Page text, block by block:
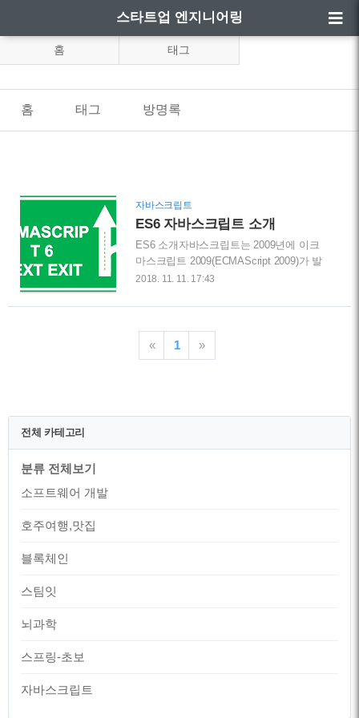
스타트업 엔지니어링
홈 태그
홈 태그 방명록
자바스크립트
ES6 자바스크립트 소개
ES6 소개자바스크립트는 2009년에 이크
마스크립트 2009(ECMAScript 2009)가 발
표된 후 2015년에 새로운 표준을 발표하게
6(ECMAScript 6, ECMAScript 2015, ES6)
할 수 있는 다수의 기능을 포함하고 있습
니다. 현재 주요 자바스크립트 엔진에서는
이 여러모로 유용합니다. 특히나 이미 자
2018. 11. 11. 17:43
« 1 »
전체 카테고리
분류 전체보기
소프트웨어 개발
호주여행,맛집
블록체인
스팀잇
뇌과학
스프링-초보
자바스크립트